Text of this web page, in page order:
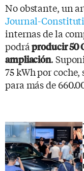
No obstante, un
Journal-
internas de la
podráproducir 50
ampliación.
75 kWh por
para más de